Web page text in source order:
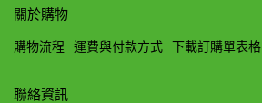
關於購物
購物流程 運費與付款方式 下載訂購單表格
聯絡資訊